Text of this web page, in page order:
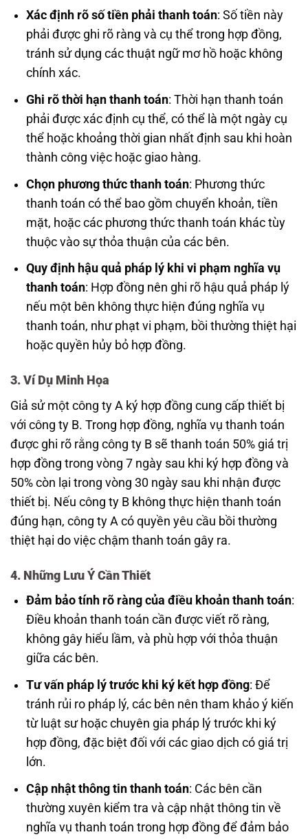
Xác định rõ số tiền phải thanh toán: Số tiền này
phải được ghi rõ ràng và cụ thể trong hợp đồng,
tránh sử dụng các thuật ngữ mơ hồ hoặc không
chính xác.
Ghi rõ thời hạn thanh toán: Thời hạn thanh toán
phải được xác định cụ thể, có thể là một ngày cụ
thể hoặc khoảng thời gian nhất định sau khi hoàn
thành công việc hoặc giao hàng.
Chọn phương thức thanh toán: Phương thức
thanh toán có thể bao gồm chuyển khoản, tiền
mặt, hoặc các phương thức thanh toán khác tùy
thuộc vào sự thỏa thuận của các bên.
Quy định hậu quả pháp lý khi vi phạm nghĩa vụ
thanh toán: Hợp đồng nên ghi rõ hậu quả pháp lý
nếu một bên không thực hiện đúng nghĩa vụ
thanh toán, như phạt vi phạm, bồi thường thiệt hại
hoặc quyền hủy bỏ hợp đồng.
3. Ví Dụ Minh Họa
Giả sử một công ty A ký hợp đồng cung cấp thiết bị
với công ty B. Trong hợp đồng, nghĩa vụ thanh toán
được ghi rõ rằng công ty B sẽ thanh toán 50% giá trị
hợp đồng trong vòng 7 ngày sau khi ký hợp đồng và
50% còn lại trong vòng 30 ngày sau khi nhận được
thiết bị. Nếu công ty B không thực hiện thanh toán
đúng hạn, công ty A có quyền yêu cầu bồi thường
thiệt hại do việc chậm thanh toán gây ra.
4. Những Lưu Ý Cần Thiết
Đảm bảo tính rõ ràng của điều khoản thanh toán:
Điều khoản thanh toán cần được viết rõ ràng,
không gây hiểu lầm, và phù hợp với thỏa thuận
giữa các bên.
Tư vấn pháp lý trước khi ký kết hợp đồng: Để
tránh rủi ro pháp lý, các bên nên tham khảo ý kiến
từ luật sư hoặc chuyên gia pháp lý trước khi ký
hợp đồng, đặc biệt đối với các giao dịch có giá trị
lớn.
Cập nhật thông tin thanh toán: Các bên cần
thường xuyên kiểm tra và cập nhật thông tin về
nghĩa vụ thanh toán trong hợp đồng để đảm bảo